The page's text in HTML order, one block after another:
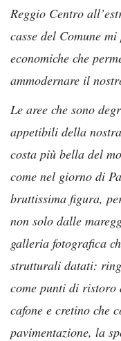
Reggio Centro
casse del Comune
economiche che
ammodernare il
Le aree che sono
appetibili della
costa più bella del
come nel giorno di
bruttissima figura,
non solo dalle
galleria fotografica
strutturali datati:
come punti di ristoro
cafone e cretino che
pavimentazione, la